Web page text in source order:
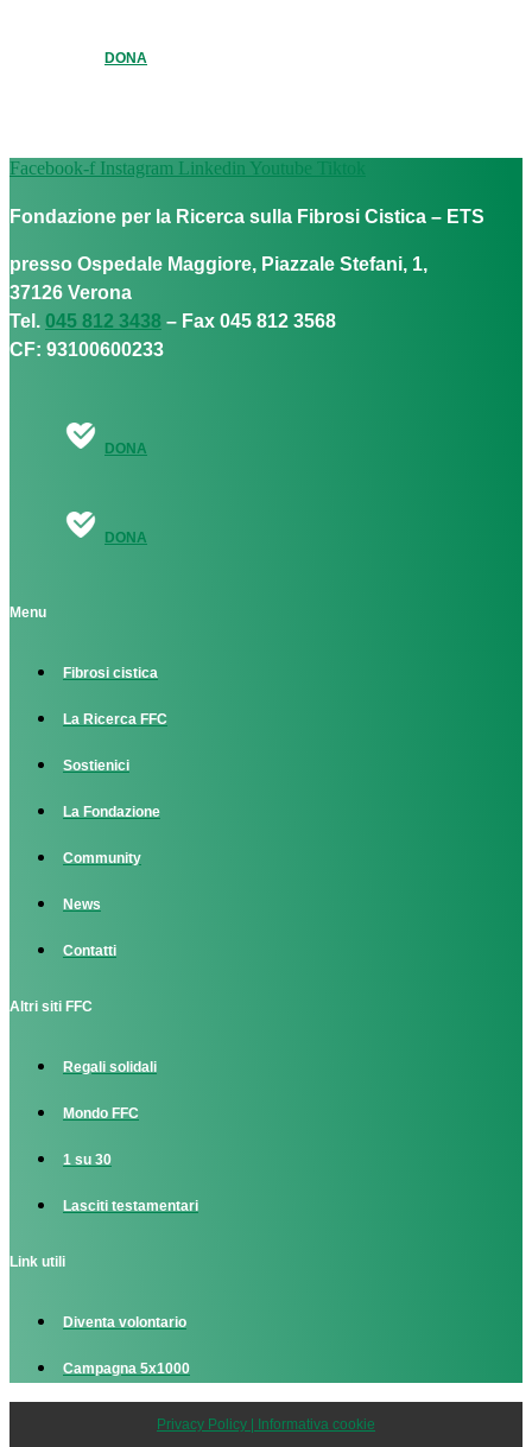
DONA
Facebook-f Instagram Linkedin Youtube Tiktok
Fondazione per la Ricerca sulla Fibrosi Cistica – ETS
presso Ospedale Maggiore, Piazzale Stefani, 1,
37126 Verona
Tel. 045 812 3438 – Fax 045 812 3568
CF: 93100600233
DONA
DONA
Menu
Fibrosi cistica
La Ricerca FFC
Sostienici
La Fondazione
Community
News
Contatti
Altri siti FFC
Regali solidali
Mondo FFC
1 su 30
Lasciti testamentari
Link utili
Diventa volontario
Campagna 5x1000
Privacy Policy | Informativa cookie